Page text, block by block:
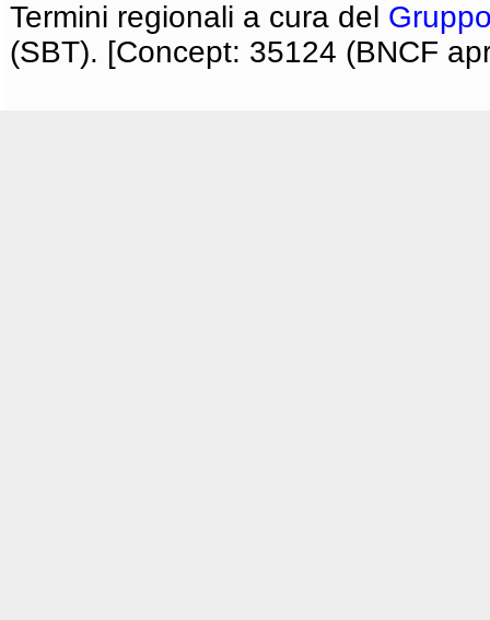
Termini regionali a cura del
(SBT). [Concept: 35124 (BNCF